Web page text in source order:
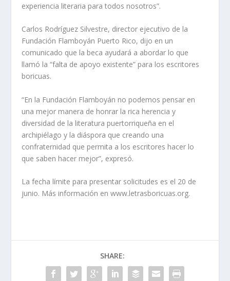
experiencia literaria para todos nosotros”.
Carlos Rodríguez Silvestre, director ejecutivo de la
Fundación Flamboyán Puerto Rico, dijo en un
comunicado que la beca ayudará a abordar lo que
llamó la “falta de apoyo existente” para los escritores
boricuas.
“En la Fundación Flamboyán no podemos pensar en
una mejor manera de honrar la rica herencia y
diversidad de la literatura puertorriqueña en el
archipiélago y la diáspora que creando una
confraternidad que permita a los escritores hacer lo
que saben hacer mejor”, expresó.
La fecha límite para presentar solicitudes es el 20 de
junio. Más información en www.letrasboricuas.org.
SHARE: